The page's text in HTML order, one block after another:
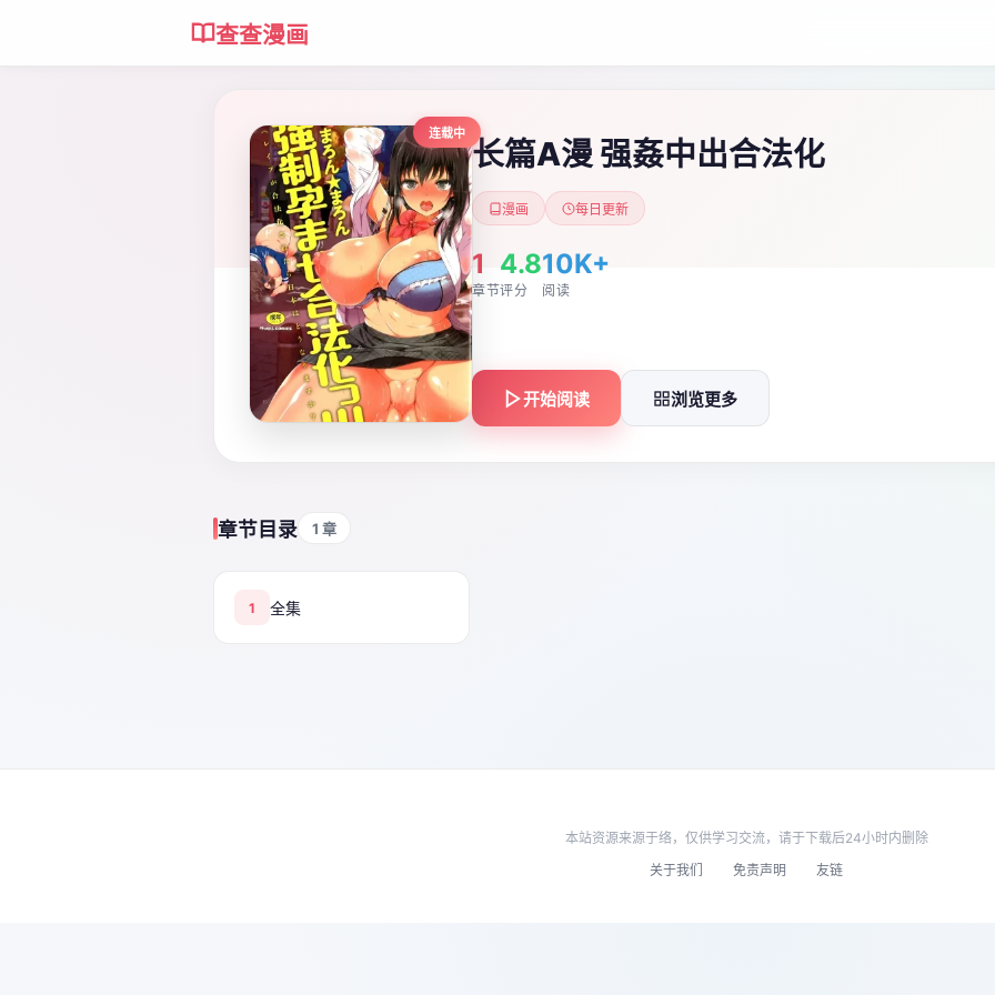
查查漫画
连载中
长篇A漫 强姦中出合法化
漫画 每日更新
1
章节
4.8
评分
10K+
阅读
开始阅读 浏览更多
章节目录 1 章
1 全集
本站资源来源于络，仅供学习交流，请于下载后24小时内删除
关于我们
免责声明 友链